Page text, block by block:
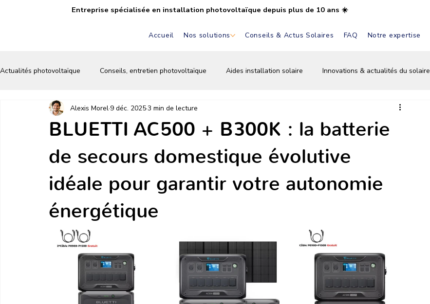
Entreprise spécialisée en installation photovoltaïque depuis plus de 10 ans ☀️
Accueil Nos solutions Conseils & Actus Solaires FAQ Notre expertise
Actualités photovoltaïque Conseils, entretien photovoltaïque Aides installation solaire Innovations & actualités du solaire
FAQ solaire & photovoltaïque Autoconsommation solaire Aides & primes solaires
Écologie & énergie verte Conseils & astuces solaires
BLUETTI AC500 + B300K : la batterie
de secours domestique évolutive
idéale pour garantir votre autonomie
énergétique
Alexis Morel 9 déc. 20253 min de lecture